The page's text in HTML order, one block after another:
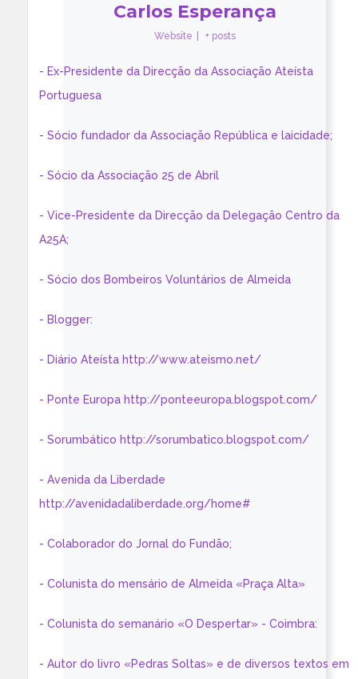
Carlos Esperança
Website + posts
- Ex-Presidente da Direcção da Associação Ateísta
Portuguesa
- Sócio fundador da Associação República e laicidade;
- Sócio da Associação 25 de Abril
- Vice-Presidente da Direcção da Delegação Centro da
A25A;
- Sócio dos Bombeiros Voluntários de Almeida
- Blogger:
- Diário Ateísta http://www.ateismo.net/
- Ponte Europa http://ponteeuropa.blogspot.com/
- Sorumbático http://sorumbatico.blogspot.com/
- Avenida da Liberdade
http://avenidadaliberdade.org/home#
- Colaborador do Jornal do Fundão;
- Colunista do mensário de Almeida «Praça Alta»
- Colunista do semanário «O Despertar» - Coimbra:
- Autor do livro «Pedras Soltas» e de diversos textos em